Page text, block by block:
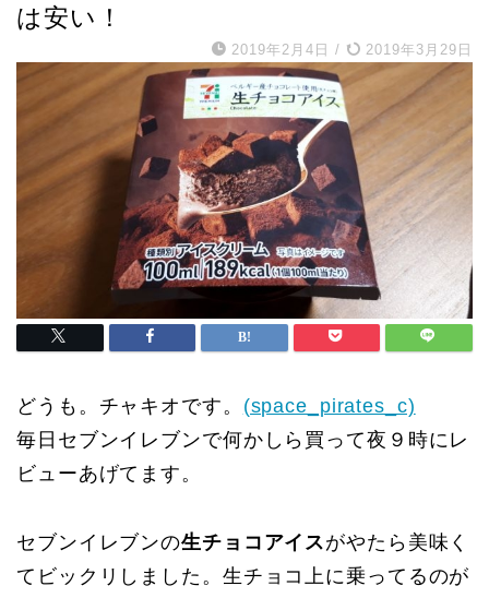
は安い！
2019年2月4日 / 2019年3月29日
どうも。チャキオです。 (space_pirates_c)
毎日セブンイレブンで何かしら買って夜９時にレ
ビューあげてます。
セブンイレブンの生チョコアイスがやたら美味く
てビックリしました。生チョコ上に乗ってるのが